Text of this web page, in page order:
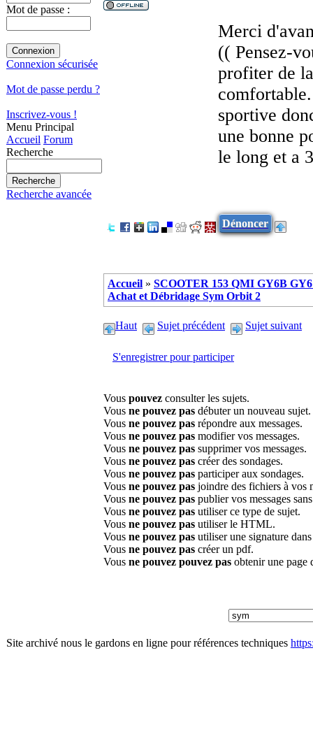
Mot de passe :
Connexion sécurisée
Mot de passe perdu ?
Inscrivez-vous !
Menu Principal
Accueil Forum
Recherche
Recherche avancée
Merci
(( Pensez-
profiter de
sportive
une bonne
le long et a
Dénoncer
Accueil » SCOOTER 153 QMI GY6B
Achat et Débridage Sym Orbit 2
Haut Sujet précédent Sujet suivant
S'enregistrer pour participer
Vous pouvez consulter les sujets.
Vous ne pouvez pas débuter un nouveau sujet.
Vous ne pouvez pas répondre aux messages.
Vous ne pouvez pas modifier vos messages.
Vous ne pouvez pas supprimer vos messages.
Vous ne pouvez pas créer des sondages.
Vous ne pouvez pas participer aux sondages.
Vous ne pouvez pas joindre des fichiers à vos
Vous ne pouvez pas publier vos messages
Vous ne pouvez pas utiliser ce type de sujet.
Vous ne pouvez pas utiliser le HTML.
Vous ne pouvez pas utiliser une signature
Vous ne pouvez pas créer un pdf.
Vous ne pouvez pouvez pas obtenir une page
Site archivé nous le gardons en ligne pour références techniques